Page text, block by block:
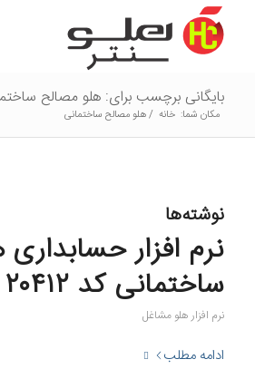
بایگانی برچسب برای: هلو مصالح
مکان شما: خانه /هلو مصالح ساختمانی
نوشته‌ها
نرم افزار
ساختمانی کد ۲۰۴۱۲
نرم افزار هلو مشاغل
ادامه مطلب